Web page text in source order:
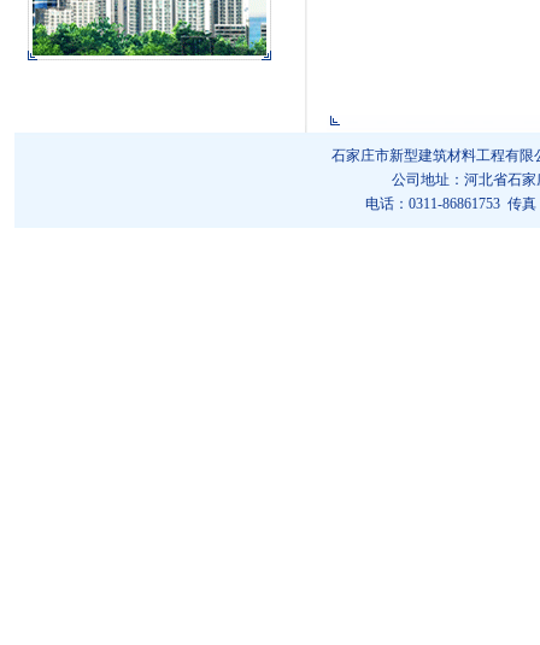
石家庄市新型建筑材料工程有限
公司地址：河北省石家
电话：0311-86861753 传真